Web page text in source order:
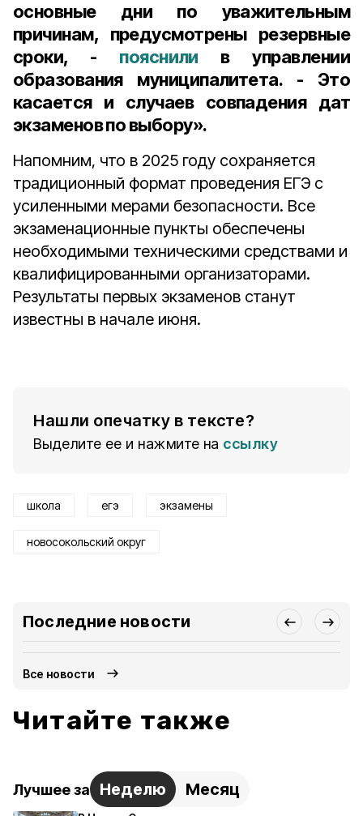
основные дни по уважительным
причинам, предусмотрены резервные
сроки, - пояснили в управлении
образования муниципалитета. - Это
касается и случаев совпадения дат
экзаменов по выбору».
Напомним, что в 2025 году сохраняется
традиционный формат проведения ЕГЭ с
усиленными мерами безопасности. Все
экзаменационные пункты обеспечены
необходимыми техническими средствами и
квалифицированными организаторами.
Результаты первых экзаменов станут
известны в начале июня.
Нашли опечатку в тексте?
Выделите ее и нажмите на ссылку
школа егэ экзамены
новосокольский округ
Последние новости
Все новости
Читайте также
Лучшее за Неделю Месяц